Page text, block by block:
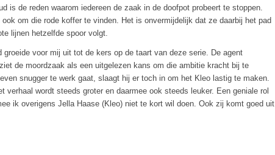
is de reden waarom iedereen de zaak in de doofpot probeert te stoppen.
om die rode koffer te vinden. Het is onvermijdelijk dat ze daarbij het pad
lijnen hetzelfde spoor volgt.
groeide voor mij uit tot de kers op de taart van deze serie. De agent
de moordzaak als een uitgelezen kans om die ambitie kracht bij te
snugger te werk gaat, slaagt hij er toch in om het Kleo lastig te maken.
verhaal wordt steeds groter en daarmee ook steeds leuker. Een geniale rol
ik overigens Jella Haase (Kleo) niet te kort wil doen. Ook zij komt goed uit